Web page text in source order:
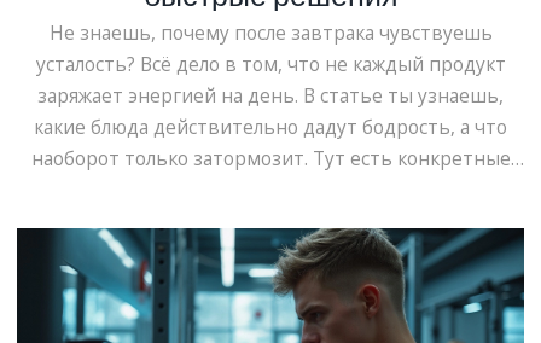
Не знаешь, почему после завтрака чувствуешь
усталость? Всё дело в том, что не каждый продукт
заряжает энергией на день. В статье ты узнаешь,
какие блюда действительно дадут бодрость, а что
наоборот только затормозит. Тут есть конкретные
твоему организму по утрам!